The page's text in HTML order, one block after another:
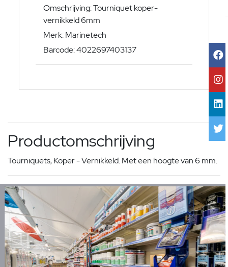
Omschrijving: Tourniquet koper-
vernikkeld 6mm
Merk: Marinetech
Barcode: 4022697403137
Productomschrijving
Tourniquets, Koper - Vernikkeld. Met een hoogte van 6 mm.